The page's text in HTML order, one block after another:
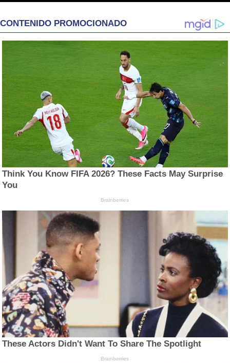
CONTENIDO PROMOCIONADO
Think You Know FIFA 2026? These Facts May Surprise
You
Brainberries
These Actors Didn't Want To Share The Spotlight
Brainberries